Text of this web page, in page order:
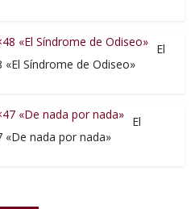
El
Síndrome de Odiseo»
El
«De nada por nada»